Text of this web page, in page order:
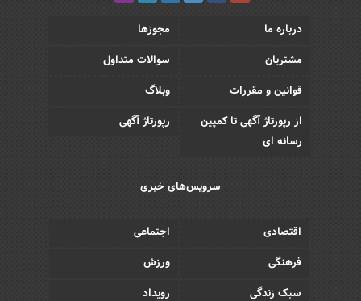
درباره ما
مجوزها
مشتریان
سوالات متداول
قوانین و مقررات
وبلاگ
از رپورتاژ آگهی تا کمپین
رسانه ای
رپورتاژ آگهی
سرویس‌های خبری
اقتصادی
اجتماعی
فرهنگی
ورزش
سبک زندگی
رویداد